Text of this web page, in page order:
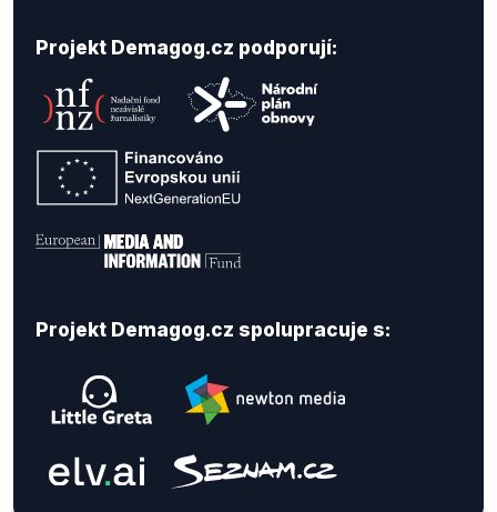
Projekt Demagog.cz podporují:
Projekt Demagog.cz spolupracuje s: